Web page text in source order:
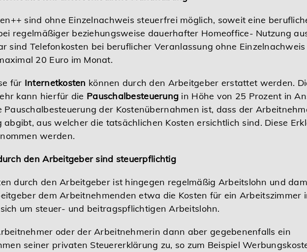
sind ohne Einzelnachweis steuerfrei möglich, soweit eine
regelmäßiger beziehungsweise dauerhafter Homeoffice- Nutzung
sind Telefonkosten bei beruflicher Veranlassung ohne
20 Euro im Monat.
für Internetkosten können durch den Arbeitgeber erstattet werden.
kann hierfür die Pauschalbesteuerung in Höhe von 25 Prozent in
der Kostenübernahmen ist, dass der
aus welcher die tatsächlichen Kosten ersichtlich sind. Diese
werden.
den Arbeitgeber sind steuerpflichtig
durch den Arbeitgeber ist hingegen regelmäßig Arbeitslohn und
dem Arbeitnehmenden etwa die Kosten für ein Arbeitszimmer
um steuer- und beitragspflichtigen Arbeitslohn.
oder der Arbeitnehmerin dann aber gegebenenfalls ein
seiner privaten Steuererklärung zu, so zum Beispiel